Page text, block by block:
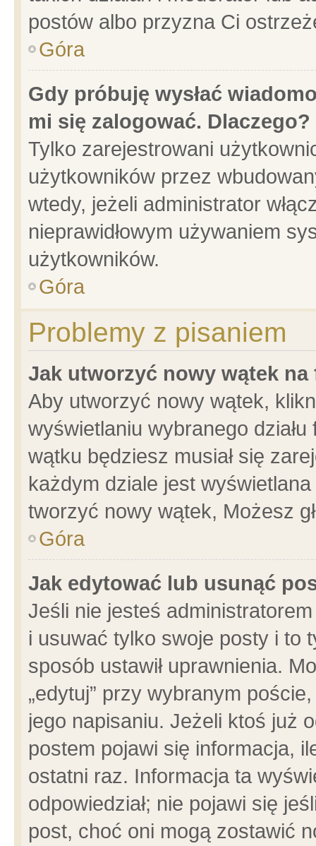
postów albo przyzna Ci
Góra
Gdy próbuję wysłać
mi się zalogować. Dlaczego?
Tylko zarejestrowani
użytkowników przez
wtedy, jeżeli administrator
nieprawidłowym używaniem
użytkowników.
Góra
Problemy z pisaniem
Jak utworzyć nowy wątek na
Aby utworzyć nowy wątek,
wyświetlaniu wybranego
wątku będziesz musiał się
każdym dziale jest
tworzyć nowy wątek, Możesz
Góra
Jak edytować lub usunąć
Jeśli nie jesteś
i usuwać tylko swoje posty i to
sposób ustawił uprawnienia.
„edytuj” przy wybranym
jego napisaniu. Jeżeli ktoś już
postem pojawi się informacja,
ostatni raz. Informacja ta
odpowiedział; nie pojawi się
post, choć oni mogą zostawić